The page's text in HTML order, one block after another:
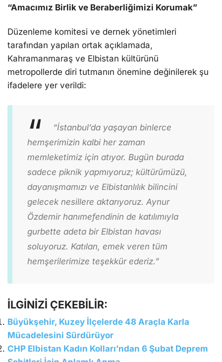
“Amacımız Birlik ve Beraberliğimizi Korumak”
Düzenleme komitesi ve dernek yönetimleri
tarafından yapılan ortak açıklamada,
Kahramanmaraş ve Elbistan kültürünü
metropollerde diri tutmanın önemine değinilerek şu
ifadelere yer verildi:
“İstanbul’da yaşayan binlerce
hemşerimizin kalbi her zaman
memleketimiz için atıyor. Bugün burada
sadece piknik yapmıyoruz; kültürümüzü,
dayanışmamızı ve Elbistanlılık bilincini
gelecek nesillere aktarıyoruz. Aynur
Özdemir hanımefendinin de katılımıyla
gurbette adeta bir Elbistan havası
soluyoruz. Katılan, emek veren tüm
hemşerilerimize teşekkür ederiz.”
İLGİNİZİ ÇEKEBİLİR:
Büyükşehir, Kuzey İlçelerde 48 Araçla Karla
Mücadelesini Sürdürüyor
CHP Elbistan Kadın Kolları’ndan 6 Şubat Deprem